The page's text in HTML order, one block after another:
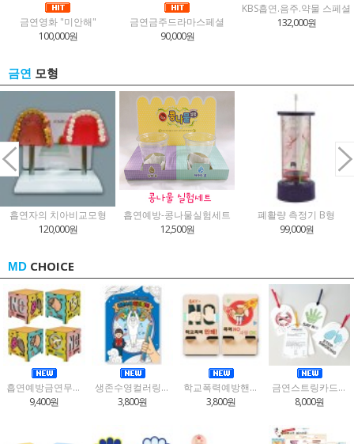
금연영화 "미안해"
100,000원
금연금주드라마스페셜
90,000원
KBS흡연.음주.약물 스페셜
132,000원
금연 모형
흡연자의 치아비교모형
120,000원
흡연예방-콩나물실험세트
12,500원
폐활량 측정기 B형
99,000원
MD CHOICE
흡연예방금연무드등만들기
9,400원
생존수영컬러링북
3,800원
학교폭력예방핸드폰거치대만들기(2종택1)
3,800원
금연스트링카드(금연서약서)4인용
8,000원